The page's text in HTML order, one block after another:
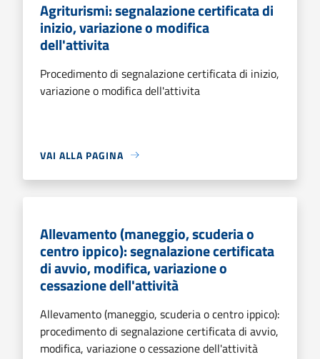
Agriturismi: segnalazione certificata di
inizio, variazione o modifica
dell'attivita
Procedimento di segnalazione certificata di inizio,
variazione o modifica dell'attivita
VAI ALLA PAGINA
Allevamento (maneggio, scuderia o
centro ippico): segnalazione certificata
di avvio, modifica, variazione o
cessazione dell'attività
Allevamento (maneggio, scuderia o centro ippico):
procedimento di segnalazione certificata di avvio,
modifica, variazione o cessazione dell'attività